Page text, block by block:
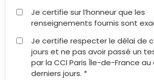
Je certifie sur l’honneur que les
renseignements fournis sont
Je certifie respecter le délai de
jours et ne pas avoir passé un
par la CCI Paris Île-de-France au
derniers jours. *